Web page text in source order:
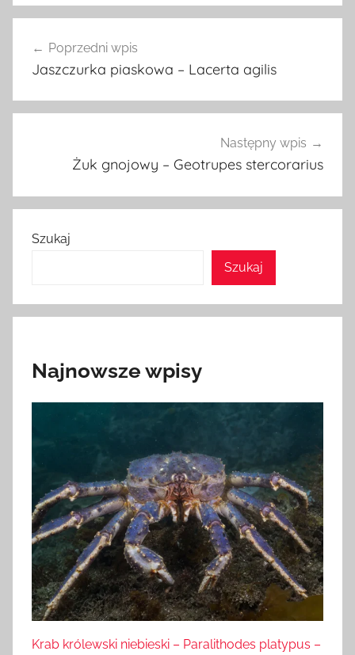
wpisu
Poprzedni wpis
Jaszczurka piaskowa – Lacerta agilis
Następny wpis
Żuk gnojowy – Geotrupes stercorarius
Szukaj
Szukaj
Najnowsze wpisy
Krab królewski niebieski – Paralithodes platypus –